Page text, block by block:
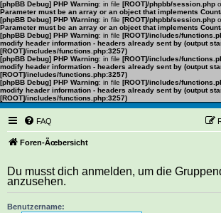
[phpBB Debug] PHP Warning: in file [ROOT]/phpbb/session.php
Parameter must be an array or an object that implements
[phpBB Debug] PHP Warning: in file [ROOT]/phpbb/session.php
Parameter must be an array or an object that implements
[phpBB Debug] PHP Warning: in file [ROOT]/includes/
modify header information - headers already sent by (output
[ROOT]/includes/functions.php:3257)
[phpBB Debug] PHP Warning: in file [ROOT]/includes/
modify header information - headers already sent by (output
[ROOT]/includes/functions.php:3257)
[phpBB Debug] PHP Warning: in file [ROOT]/includes/
modify header information - headers already sent by (output
[ROOT]/includes/functions.php:3257)
FAQ
Foren-Ãœbersicht
Du musst dich anmelden, um die
anzusehen.
Benutzername: